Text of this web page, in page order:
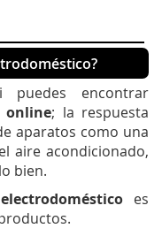
encontrar
online; la respuesta
aparatos como una
aire acondicionado,
bien.
es